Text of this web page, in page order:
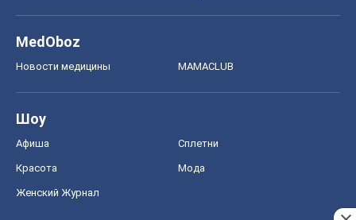
MedOboz
Новости медицины MAMACLUB
Шоу
Афиша Сплетни
Красота Мода
Женский Журнал